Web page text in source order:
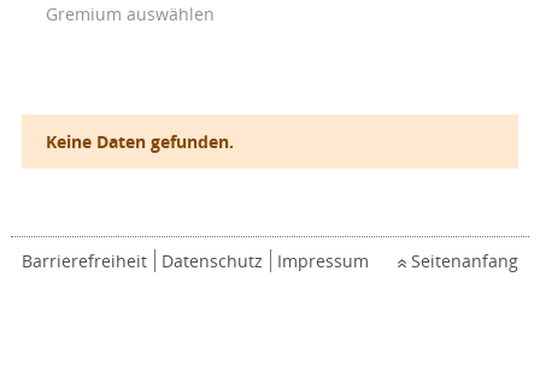
Gremium auswählen
Keine Daten gefunden.
Barrierefreiheit Datenschutz Impressum Seitenanfang